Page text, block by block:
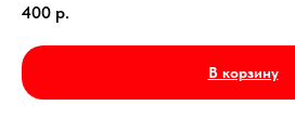
400 р.
В корзину